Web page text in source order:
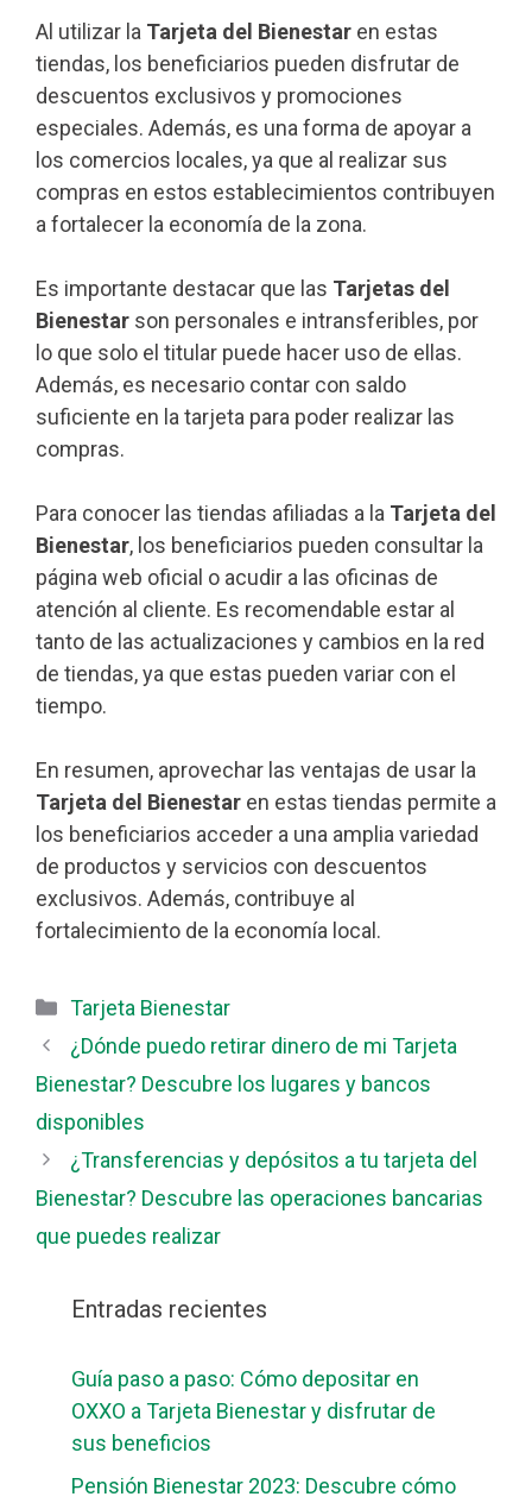
Al utilizar la Tarjeta del Bienestar en estas
tiendas, los beneficiarios pueden disfrutar de
descuentos exclusivos y promociones
especiales. Además, es una forma de apoyar a
los comercios locales, ya que al realizar sus
compras en estos establecimientos contribuyen
a fortalecer la economía de la zona.
Es importante destacar que las Tarjetas del
Bienestar son personales e intransferibles, por
lo que solo el titular puede hacer uso de ellas.
Además, es necesario contar con saldo
suficiente en la tarjeta para poder realizar las
compras.
Para conocer las tiendas afiliadas a la Tarjeta del
Bienestar, los beneficiarios pueden consultar la
página web oficial o acudir a las oficinas de
atención al cliente. Es recomendable estar al
tanto de las actualizaciones y cambios en la red
de tiendas, ya que estas pueden variar con el
tiempo.
En resumen, aprovechar las ventajas de usar la
Tarjeta del Bienestar en estas tiendas permite a
los beneficiarios acceder a una amplia variedad
de productos y servicios con descuentos
exclusivos. Además, contribuye al
fortalecimiento de la economía local.
Categorías
Tarjeta Bienestar
¿Dónde puedo retirar dinero de mi Tarjeta
Bienestar? Descubre los lugares y bancos
disponibles
¿Transferencias y depósitos a tu tarjeta del
Bienestar? Descubre las operaciones bancarias
que puedes realizar
Entradas recientes
Guía paso a paso: Cómo depositar en
OXXO a Tarjeta Bienestar y disfrutar de
sus beneficios
Pensión Bienestar 2023: Descubre cómo